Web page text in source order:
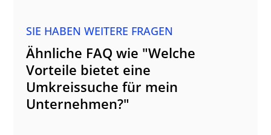
SIE HABEN WEITERE FRAGEN
Ähnliche FAQ wie "Welche
Vorteile bietet eine
Umkreissuche für mein
Unternehmen?"